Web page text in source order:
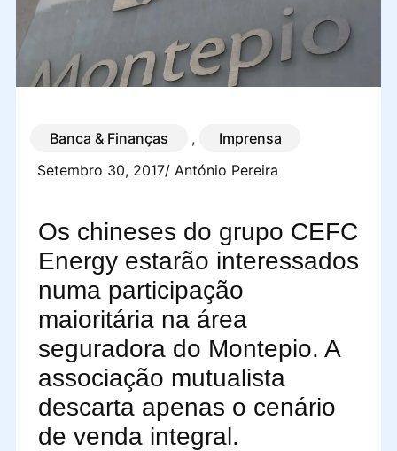
Banca & Finanças ,
Imprensa
Setembro 30, 2017/António Pereira
Os chineses do grupo CEFC
Energy estarão interessados
numa participação
maioritária na área
seguradora do Montepio. A
associação mutualista
descarta apenas o cenário
de venda integral.